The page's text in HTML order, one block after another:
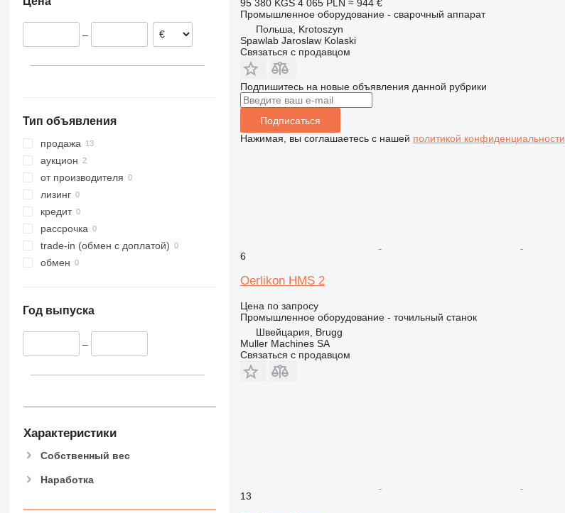
Швейцария
Португалия
–
Тип объявления
продажа
аукцион
от производителя
лизинг
кредит
рассрочка
trade-in (обмен с доплатой)
обмен
Год выпуска
–
Характеристики
Собственный вес
Наработка
95 380 KGS 4 065 PLN ≈ 944 €
Промышленное оборудование - сварочный аппарат
Польша, Krotoszyn
Spawlab Jaroslaw Kolaski
Связаться с продавцом
Подпишитесь на новые объявления данной рубрики
Подписаться
Нажимая, вы соглашаетесь с нашей политикой конфиденциальности
6
Oerlikon HMS 2
Цена по запросу
Промышленное оборудование - точильный станок
Швейцария, Brugg
Muller Machines SA
Связаться с продавцом
13